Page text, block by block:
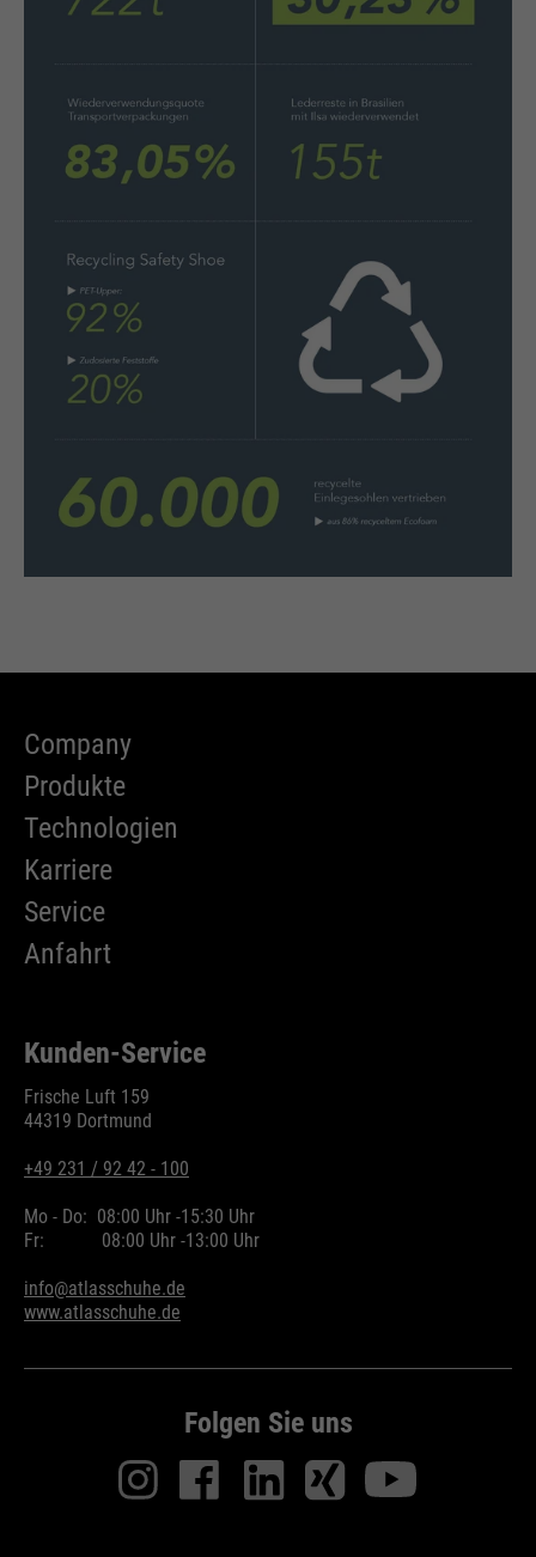
Company
Produkte
Technologien
Karriere
Service
Anfahrt
Kunden-Service
Frische Luft 159
44319 Dortmund
+49 231 / 92 42 - 100
Mo - Do: 08:00 Uhr -15:30 Uhr
Fr:
08:00 Uhr -13:00 Uhr
info@atlasschuhe.de
www.atlasschuhe.de
Folgen Sie uns